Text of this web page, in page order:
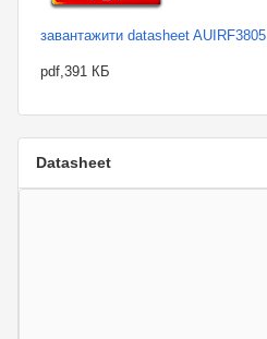
завантажити datasheet AUIRF3805
pdf,391 КБ
Datasheet